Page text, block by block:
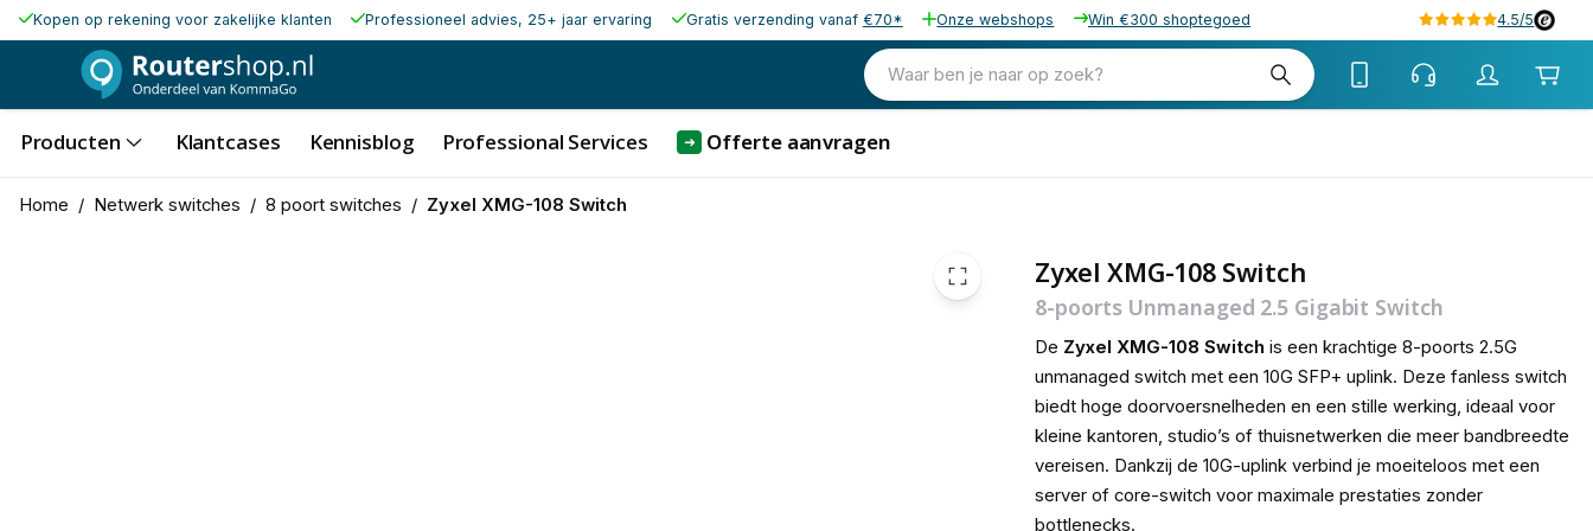
Kopen op rekening voor zakelijke klanten Professioneel advies, 25+ jaar ervaring Gratis verzending vanaf €70* Onze webshops Win €300 shoptegoed 4.5/5
Waar ben je naar op zoek?
Producten Klantcases Kennisblog Professional Services ➜ Offerte aanvragen
Home / Netwerk switches / 8 poort switches / Zyxel XMG-108 Switch
Zyxel XMG-108 Switch
8-poorts Unmanaged 2.5 Gigabit Switch
De Zyxel XMG-108 Switch is een krachtige 8-poorts 2.5G
unmanaged switch met een 10G SFP+ uplink. Deze fanless switch
biedt hoge doorvoersnelheden en een stille werking, ideaal voor
kleine kantoren, studio’s of thuisnetwerken die meer bandbreedte
vereisen. Dankzij de 10G-uplink verbind je moeiteloos met een
server of core-switch voor maximale prestaties zonder
bottlenecks.
75,16 excl. btw
90,94 incl. btw